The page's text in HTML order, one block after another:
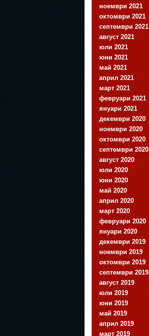
ноември 2021
октомври 2021
септември 2021
август 2021
юли 2021
юни 2021
май 2021
април 2021
март 2021
февруари 2021
януари 2021
декември 2020
ноември 2020
октомври 2020
септември 2020
август 2020
юли 2020
юни 2020
май 2020
април 2020
март 2020
февруари 2020
януари 2020
декември 2019
ноември 2019
октомври 2019
септември 2019
август 2019
юли 2019
юни 2019
май 2019
април 2019
март 2019